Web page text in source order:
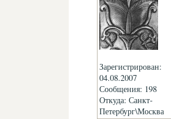
Зарегистрирован:
04.08.2007
Сообщения: 198
Откуда: Санкт-
Петербург\Москва